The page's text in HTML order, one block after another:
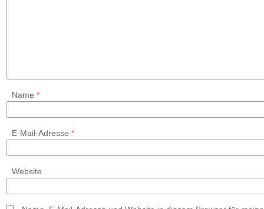
Name *
E-Mail-Adresse *
Website